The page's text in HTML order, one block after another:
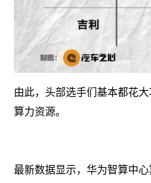
由此，头部选手们基本都花
算力资源。
最新数据显示，华为智算中心